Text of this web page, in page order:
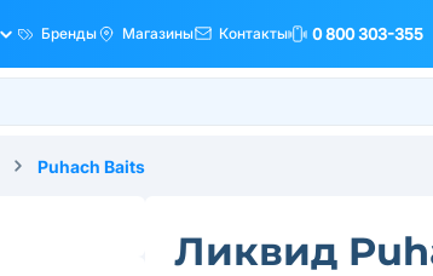
Бренды Магазины Контакты 0 800 303-355
Puhach Baits
Ликвид